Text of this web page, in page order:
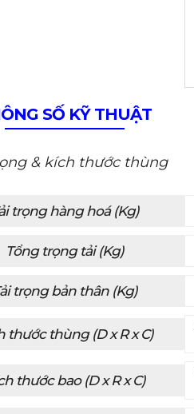
SỐ KỸ THUẬT
& kích thước thùng
trọng hàng hoá (Kg)
Tổng trọng tải (Kg)
trọng bản thân (Kg)
thước thùng (D x R x C)
thước bao (D x R x C)